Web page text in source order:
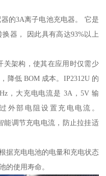
的3A离子电池充电器。 它是
器， 因此具有高达93%以上
关架构，使其在应用时仅需少
降低 BOM 成本。IP2312U 的
，大充电电流是 3A，5V 输
外部电阻设置充电电流。
能调节充电电流，防止拉挂适
据充电电池的电量和充电状态
的使用寿命。